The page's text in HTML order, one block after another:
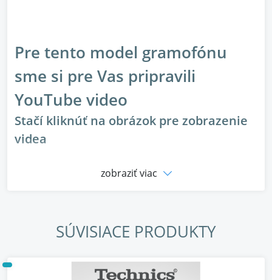
Pre tento model gramofónu
sme si pre Vas pripravili
YouTube video
Stačí kliknúť na obrázok pre zobrazenie
videa
zobraziť viac
SÚVISIACE PRODUKTY